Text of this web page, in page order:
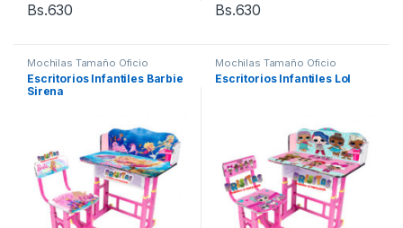
Bs.630 Bs.630
Mochilas Tamaño Oficio
Escritorios Infantiles Barbie
Sirena
Mochilas Tamaño Oficio
Escritorios Infantiles Lol